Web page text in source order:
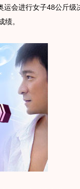
会进行女子48公斤级
。